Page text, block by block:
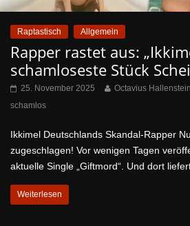
Raptastisch Allgemein
Rapper rastet aus:
schamloseste Stück
25. November 2025 Octavius Hallenstein
schamlos
Ikkimel Deutschlands Skandal-Rapper
zugeschlagen! Vor wenigen Tagen
aktuelle Single „Giftmord“. Und dort
Weiterlesen